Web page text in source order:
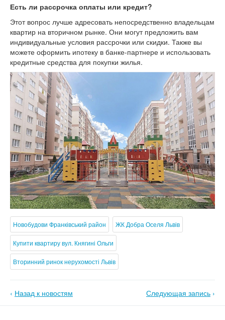
Есть ли рассрочка оплаты или кредит?
Этот вопрос лучше адресовать непосредственно владельцам
квартир на вторичном рынке. Они могут предложить вам
индивидуальные условия рассрочки или скидки. Также вы
можете оформить ипотеку в банке-партнере и использовать
кредитные средства для покупки жилья.
Новобудови Франківський район ЖК Добра Оселя Львів
Купити квартиру вул. Княгині Ольги
Вторинний ринок нерухомості Львів
‹ Назад к новостям Следующая запись ›